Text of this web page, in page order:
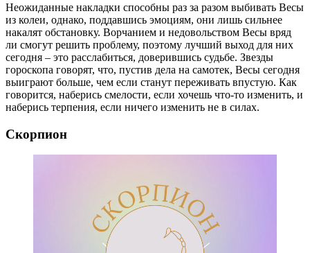
Неожиданные накладки способны раз за разом выбивать Весы
из колеи, однако, поддавшись эмоциям, они лишь сильнее
накалят обстановку. Ворчанием и недовольством Весы вряд
ли смогут решить проблему, поэтому лучший выход для них
сегодня – это расслабиться, доверившись судьбе. Звезды
гороскопа говорят, что, пустив дела на самотек, Весы сегодня
выиграют больше, чем если станут переживать впустую. Как
говорится, наберись смелости, если хочешь что-то изменить, и
наберись терпения, если ничего изменить не в силах.
Скорпион